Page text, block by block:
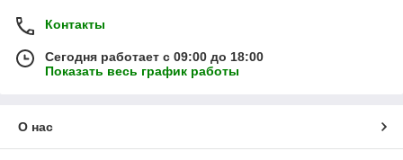
Контакты
Сегодня работает с 09:00 до 18:00
Показать весь график работы
О нас